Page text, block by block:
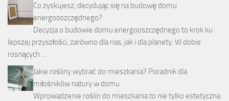
Co zyskujesz, decydując się na budowę domu
energooszczędnego?
Decyzja o budowie domu energooszczędnego to krok ku
lepszej przyszłości, zarówno dla nas, jak i dla planety. W dobie
rosnących …
Jakie rośliny wybrać do mieszkania? Poradnik dla
miłośników natury w domu
Wprowadzenie roślin do mieszkania to nie tylko estetyczna